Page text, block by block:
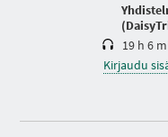
19 h 6
Kirjaudu
K